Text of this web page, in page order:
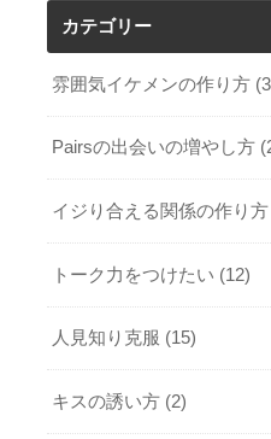
カテゴリー
雰囲気イケメンの作り方
Pairsの出会いの増やし方
イジり合える関係の作り方
トーク力をつけたい (12)
人見知り克服 (15)
キスの誘い方 (2)